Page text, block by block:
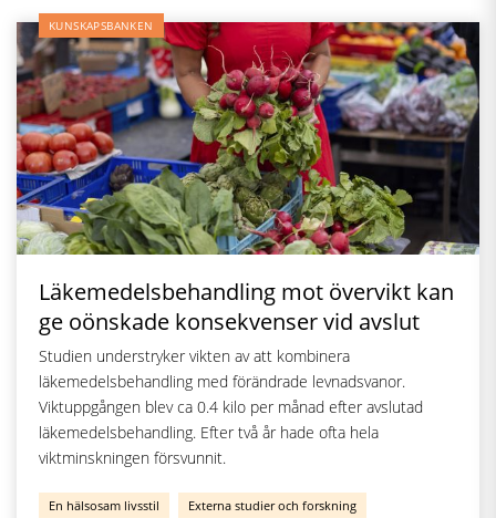
KUNSKAPSBANKEN
Läkemedelsbehandling mot övervikt kan
ge oönskade konsekvenser vid avslut
Studien understryker vikten av att kombinera
läkemedelsbehandling med förändrade levnadsvanor.
Viktuppgången blev ca 0.4 kilo per månad efter avslutad
läkemedelsbehandling. Efter två år hade ofta hela
viktminskningen försvunnit.
En hälsosam livsstil Externa studier och forskning